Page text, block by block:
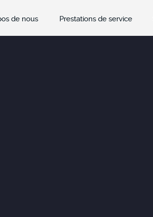
de nous Prestations de service